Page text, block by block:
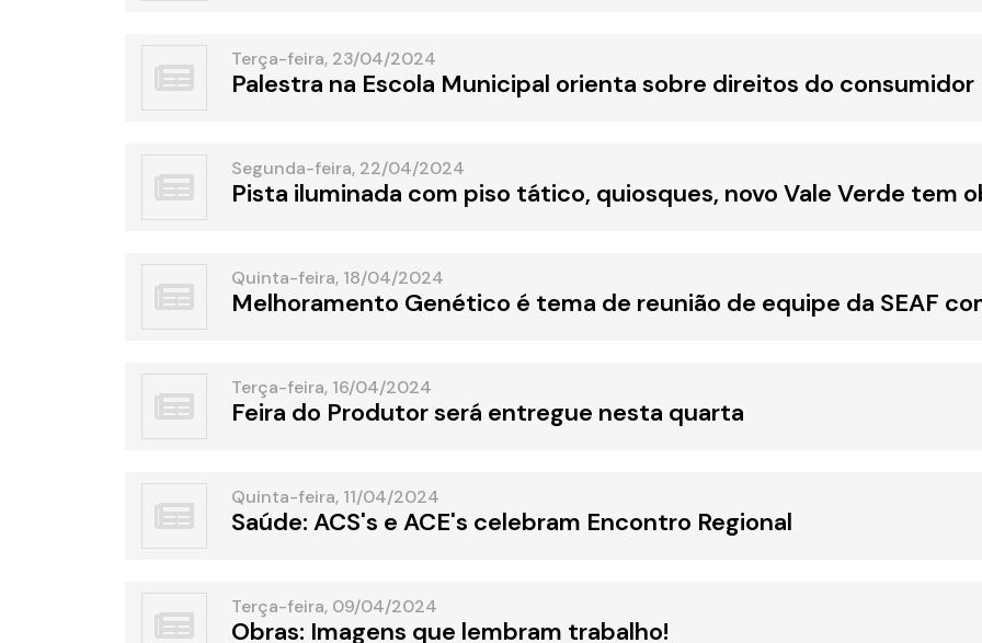
Terça-feira, 23/04/2024
Palestra na Escola Municipal orienta sobre direitos do consumidor
Segunda-feira, 22/04/2024
Pista iluminada com piso tático, quiosques, novo Vale Verde tem
Quinta-feira, 18/04/2024
Melhoramento Genético é tema de reunião de equipe da SEAF
Terça-feira, 16/04/2024
Feira do Produtor será entregue nesta quarta
Quinta-feira, 11/04/2024
Saúde: ACS's e ACE's celebram Encontro Regional
Terça-feira, 09/04/2024
Obras: Imagens que lembram trabalho!